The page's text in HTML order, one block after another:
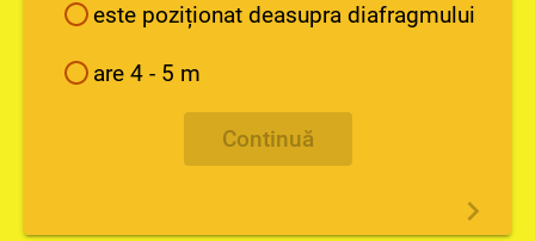
este poziționat deasupra diafragmului
are 4 - 5 m
Continuă